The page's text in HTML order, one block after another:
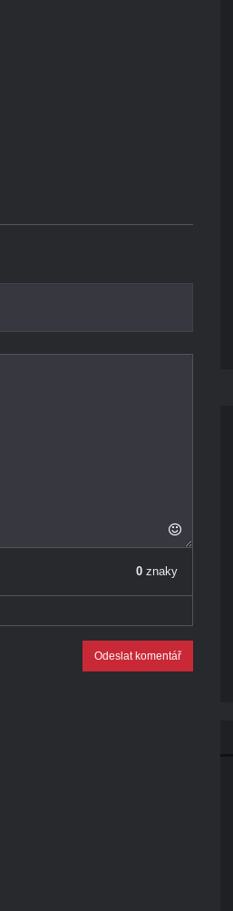
0 znaky
Odeslat komentář